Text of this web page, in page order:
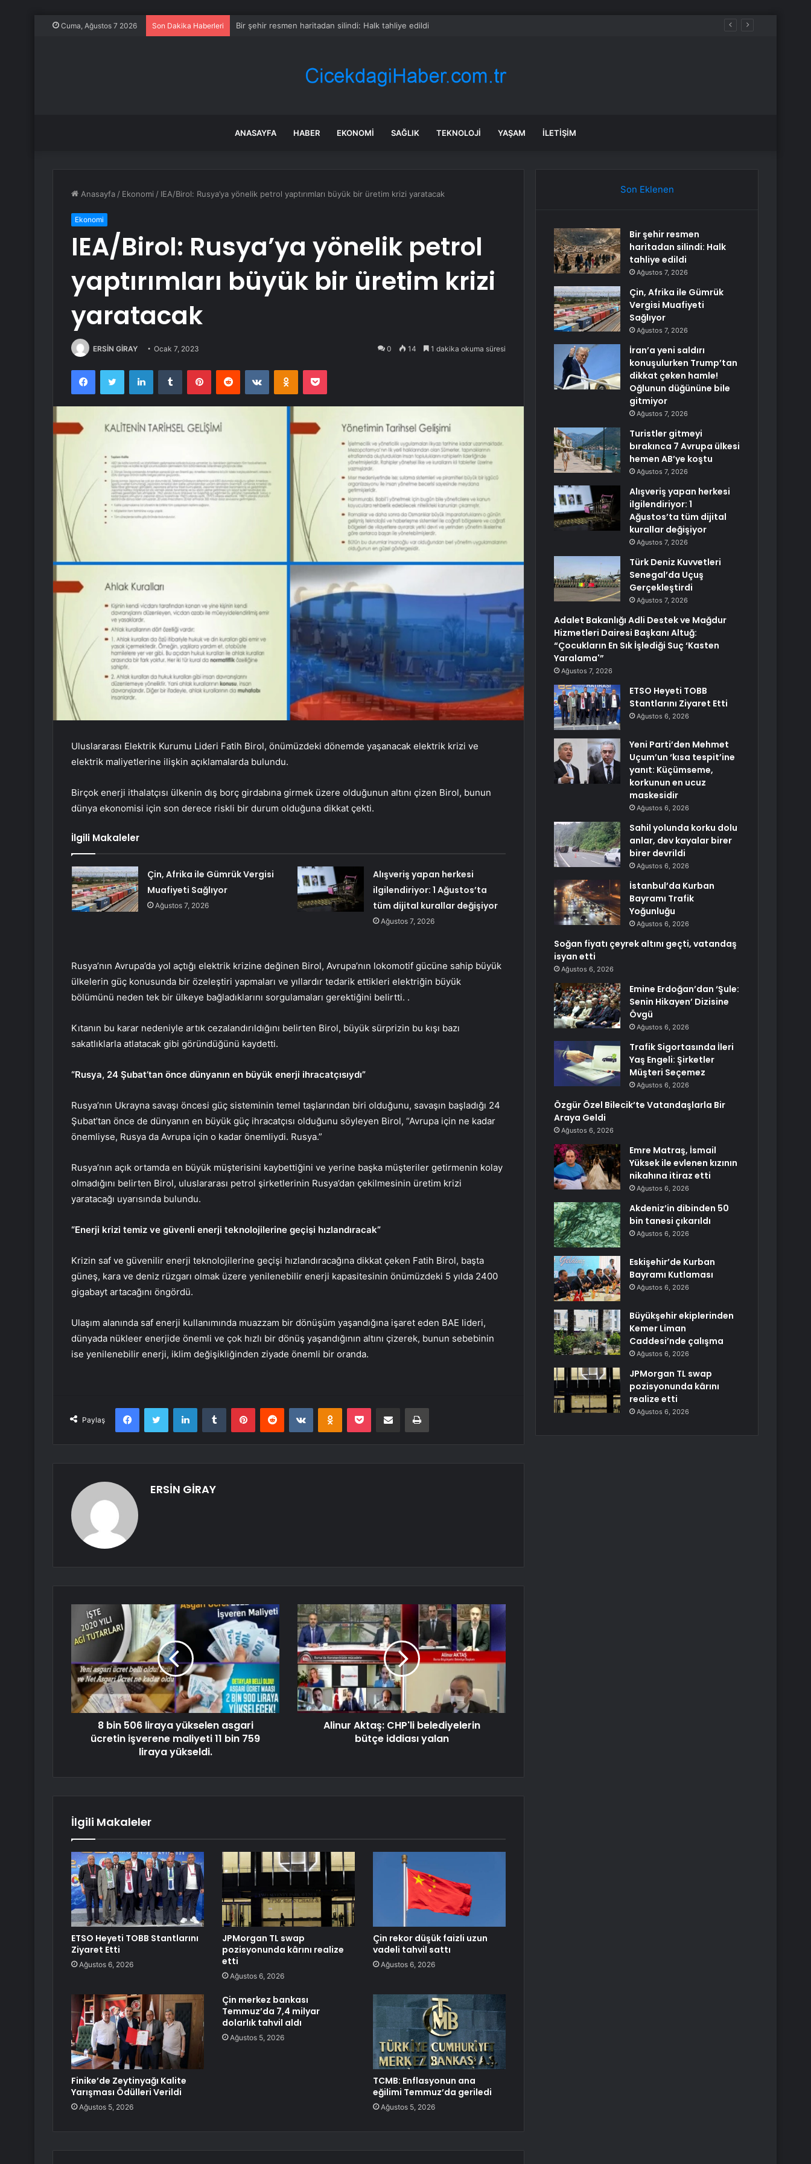
Cuma, Ağustos 7 2026 Son Dakika Haberleri Bir şehir resmen haritadan silindi: Halk tahliye edildi
ANASAYFA HABER EKONOMI SAĞLIK TEKNOLOJI YAŞAM İLETIŞIM
Anasayfa / Ekonomi / IEA/Birol: Rusya’ya yönelik petrol yaptırımları büyük bir üretim krizi yaratacak
Ekonomi
IEA/Birol: Rusya’ya yönelik petrol
yaptırımları büyük bir üretim krizi
yaratacak
ERSİN GİRAY Ocak 7, 2023 0 14 1 dakika okuma süresi
FacebookTwitter LinkedInTumblr PinterestReddit VKontakteOdnoklassniki
Pocket
Uluslararası Elektrik Kurumu Lideri Fatih Birol, önümüzdeki dönemde yaşanacak elektrik krizi ve
elektrik maliyetlerine ilişkin açıklamalarda bulundu.
Birçok enerji ithalatçısı ülkenin dış borç girdabına girmek üzere olduğunun altını çizen Birol, bunun
dünya ekonomisi için son derece riskli bir durum olduğuna dikkat çekti.
İlgili Makaleler
Çin, Afrika ile Gümrük Vergisi
Muafiyeti Sağlıyor
Ağustos 7, 2026
Alışveriş yapan herkesi
ilgilendiriyor: 1 Ağustos’ta
tüm dijital kurallar değişiyor
Ağustos 7, 2026
Rusya’nın Avrupa’da yol açtığı elektrik krizine değinen Birol, Avrupa’nın lokomotif gücüne sahip büyük
ülkelerin güç konusunda bir özeleştiri yapmaları ve yıllardır tedarik ettikleri elektriğin büyük
bölümünü neden tek bir ülkeye bağladıklarını sorgulamaları gerektiğini belirtti. .
Kıtanın bu karar nedeniyle artık cezalandırıldığını belirten Birol, büyük sürprizin bu kışı bazı
sakatlıklarla atlatacak gibi göründüğünü kaydetti.
“Rusya, 24 Şubat’tan önce dünyanın en büyük enerji ihracatçısıydı”
Rusya’nın Ukrayna savaşı öncesi güç sisteminin temel taşlarından biri olduğunu, savaşın başladığı 24
Şubat’tan önce de dünyanın en büyük güç ihracatçısı olduğunu söyleyen Birol, “Avrupa için ne kadar
önemliyse, Rusya da Avrupa için o kadar önemliydi. Rusya.”
Rusya’nın açık ortamda en büyük müşterisini kaybettiğini ve yerine başka müşteriler getirmenin kolay
olmadığını belirten Birol, uluslararası petrol şirketlerinin Rusya’dan çekilmesinin üretim krizi
yaratacağı uyarısında bulundu.
“Enerji krizi temiz ve güvenli enerji teknolojilerine geçişi hızlandıracak”
Krizin saf ve güvenilir enerji teknolojilerine geçişi hızlandıracağına dikkat çeken Fatih Birol, başta
güneş, kara ve deniz rüzgarı olmak üzere yenilenebilir enerji kapasitesinin önümüzdeki 5 yılda 2400
gigabayt artacağını öngördü.
Ulaşım alanında saf enerji kullanımında muazzam bir dönüşüm yaşandığına işaret eden BAE lideri,
dünyada nükleer enerjide önemli ve çok hızlı bir dönüş yaşandığının altını çizerek, bunun sebebinin
ise yenilenebilir enerji, iklim değişikliğinden ziyade önemli bir oranda.
Paylaş
FacebookTwitter LinkedInTumblr PinterestReddit VKontakteOdnoklassniki
Pocket E-Posta ile paylaş Yazdır
ERSİN GİRAY
8 bin 506 liraya yükselen asgari
ücretin işverene maliyeti 11 bin 759
liraya yükseldi.
Alinur Aktaş: CHP'li belediyelerin
bütçe iddiası yalan
İlgili Makaleler
ETSO Heyeti TOBB Stantlarını
Ziyaret Etti
Ağustos 6, 2026
JPMorgan TL swap
pozisyonunda kârını realize
etti
Ağustos 6, 2026
Çin rekor düşük faizli uzun
vadeli tahvil sattı
Ağustos 6, 2026
Finike’de Zeytinyağı Kalite
Yarışması Ödülleri Verildi
Ağustos 5, 2026
Çin merkez bankası
Temmuz’da 7,4 milyar
dolarlık tahvil aldı
Ağustos 5, 2026
TCMB: Enflasyonun ana
eğilimi Temmuz’da geriledi
Ağustos 5, 2026
Son Eklenen
Bir şehir resmen
haritadan silindi: Halk
tahliye edildi
Ağustos 7, 2026
Çin, Afrika ile Gümrük
Vergisi Muafiyeti
Sağlıyor
Ağustos 7, 2026
İran’a yeni saldırı
konuşulurken Trump’tan
dikkat çeken hamle!
Oğlunun düğününe bile
gitmiyor
Ağustos 7, 2026
Turistler gitmeyi
bırakınca 7 Avrupa ülkesi
hemen AB’ye koştu
Ağustos 7, 2026
Alışveriş yapan herkesi
ilgilendiriyor: 1
Ağustos’ta tüm dijital
kurallar değişiyor
Ağustos 7, 2026
Türk Deniz Kuvvetleri
Senegal’da Uçuş
Gerçekleştirdi
Ağustos 7, 2026
Adalet Bakanlığı Adli Destek ve Mağdur
Hizmetleri Dairesi Başkanı Altuğ:
“Çocukların En Sık İşlediği Suç ‘Kasten
Yaralama'”
Ağustos 7, 2026
ETSO Heyeti TOBB
Stantlarını Ziyaret Etti
Ağustos 6, 2026
Yeni Parti’den Mehmet
Uçum’un ‘kısa tespit’ine
yanıt: Küçümseme,
korkunun en ucuz
maskesidir
Ağustos 6, 2026
Sahil yolunda korku dolu
anlar, dev kayalar birer
birer devrildi
Ağustos 6, 2026
İstanbul’da Kurban
Bayramı Trafik
Yoğunluğu
Ağustos 6, 2026
Soğan fiyatı çeyrek altını geçti, vatandaş
isyan etti
Ağustos 6, 2026
Emine Erdoğan’dan ‘Şule:
Senin Hikayen’ Dizisine
Övgü
Ağustos 6, 2026
Trafik Sigortasında İleri
Yaş Engeli: Şirketler
Müşteri Seçemez
Ağustos 6, 2026
Özgür Özel Bilecik’te Vatandaşlarla Bir
Araya Geldi
Ağustos 6, 2026
Emre Matraş, İsmail
Yüksek ile evlenen kızının
nikahına itiraz etti
Ağustos 6, 2026
Akdeniz’in dibinden 50
bin tanesi çıkarıldı
Ağustos 6, 2026
Eskişehir’de Kurban
Bayramı Kutlaması
Ağustos 6, 2026
Büyükşehir ekiplerinden
Kemer Liman
Caddesi’nde çalışma
Ağustos 6, 2026
JPMorgan TL swap
pozisyonunda kârını
realize etti
Ağustos 6, 2026